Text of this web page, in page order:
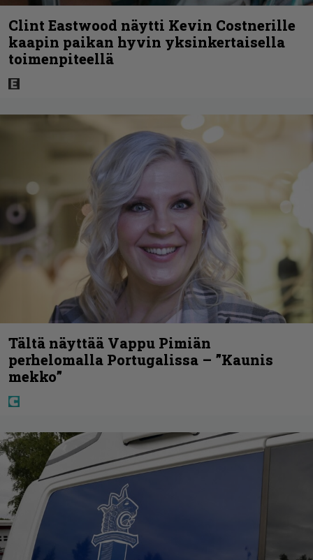
Clint Eastwood näytti Kevin Costnerille
kaapin paikan hyvin yksinkertaisella
toimenpiteellä
Tältä näyttää Vappu Pimiän
perhelomalla Portugalissa – ”Kaunis
mekko”